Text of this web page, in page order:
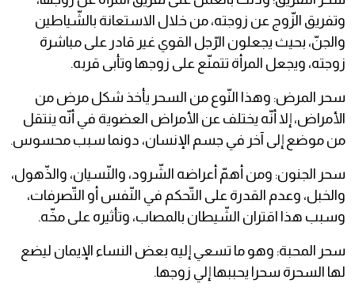
وتفريق الزّوج عن زوجته، من خلال الاستعانة بالشّياطين
والجنّ، بحيث يجعلون الرّجل القوي غير قادر على مباشرة
زوجته، ويجعل المرأة تتمنّع على زوجها وتأبى قربه.
سحر المرض: وهذا النّوع من السحر يأخذ شكل مرض من
الأمراض، إلا أنّه يختلف عن الأمراض العضوية في أنّه ينتقل
من موضع إلى آخر في جسم الإنسان، دونما سبب محسوس.
سحر الجنون: ومن أهمّ أعراضه الشّرود، والنّسيان، والذّهول،
والخبل، وعدم القدرة على التّحكم في النّفس أو التّصرفات،
وسبب هذا اقتران الشّيطان بالمصاب، وتأثيره على مخّه.
سحر المحبة: وهو ما تسعي إليه بعض النساء الإيمان ليضع
لها السحرة سحرا يحببها إلي زوجها.